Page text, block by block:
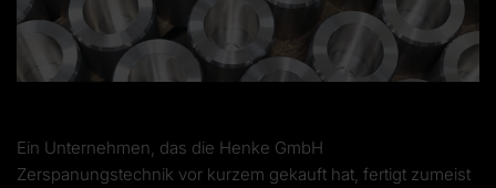
Ein Unternehmen, das die Henke GmbH
Zerspanungstechnik vor kurzem gekauft hat, fertigt zumeist